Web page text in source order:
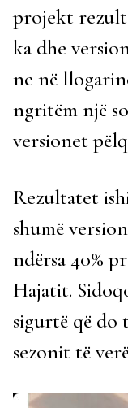
projekt
ka dhe
ne në
ngritëm një
versionet
Rezultatet
shumë
ndërsa 40%
Hajatit.
sigurtë që do
sezonit të